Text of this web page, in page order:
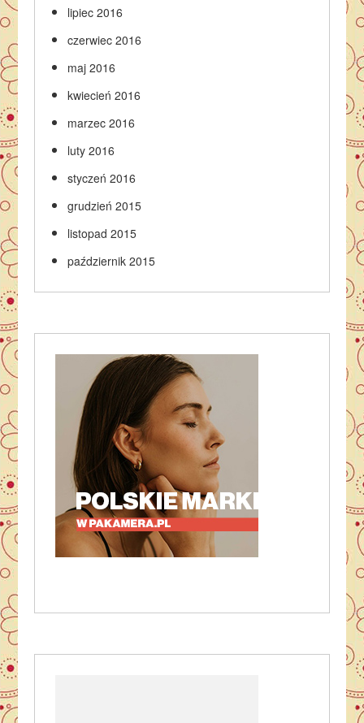
lipiec 2016
czerwiec 2016
maj 2016
kwiecień 2016
marzec 2016
luty 2016
styczeń 2016
grudzień 2015
listopad 2015
październik 2015